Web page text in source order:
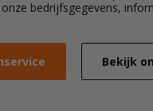
onze bedrijfsgegevens,
Bekijk